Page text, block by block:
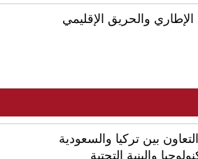
الإطاري والحريق الإقليمي
بين تركيا والسعودية
والبنية التحتية